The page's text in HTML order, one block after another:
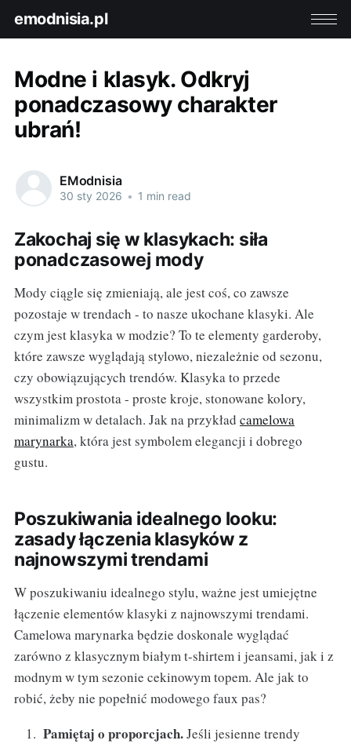
emodnisia.pl
Modne i klasyk. Odkryj
ponadczasowy charakter
ubrań!
EModnisia
30 sty 2026 • 1 min read
Zakochaj się w klasykach: siła
ponadczasowej mody
Mody ciągle się zmieniają, ale jest coś, co zawsze
pozostaje w trendach - to nasze ukochane klasyki. Ale
czym jest klasyka w modzie? To te elementy garderoby,
które zawsze wyglądają stylowo, niezależnie od sezonu,
czy obowiązujących trendów. Klasyka to przede
wszystkim prostota - proste kroje, stonowane kolory,
minimalizm w detalach. Jak na przykład camelowa
marynarka, która jest symbolem elegancji i dobrego
gustu.
Poszukiwania idealnego looku:
zasady łączenia klasyków z
najnowszymi trendami
W poszukiwaniu idealnego stylu, ważne jest umiejętne
łączenie elementów klasyki z najnowszymi trendami.
Camelowa marynarka będzie doskonale wyglądać
zarówno z klasycznym białym t-shirtem i jeansami, jak i z
modnym w tym sezonie cekinowym topem. Ale jak to
robić, żeby nie popełnić modowego faux pas?
Pamiętaj o proporcjach.Jeśli jesienne trendy